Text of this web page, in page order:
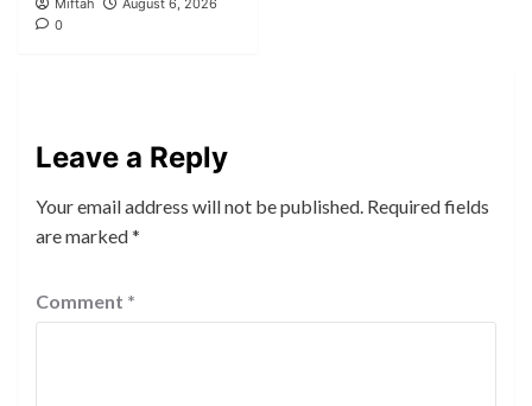
Miftah
August 6, 2026
0
Leave a Reply
Your email address will not be published. Required fields
are marked*
Comment *